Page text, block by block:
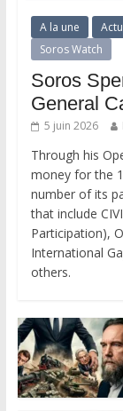
A la une
Soros Watch
Soros
General
5 juin 2026
Through his
money for the
number of its
that include
Participation),
International
others.